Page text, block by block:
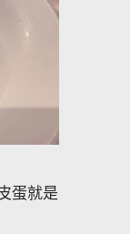
蛋就是